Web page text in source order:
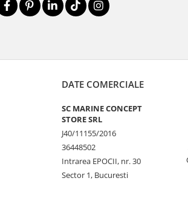
DATE COMERCIALE
SC MARINE CONCEPT
STORE SRL
J40/11155/2016
36448502
Intrarea EPOCII, nr. 30
Sector 1, Bucuresti